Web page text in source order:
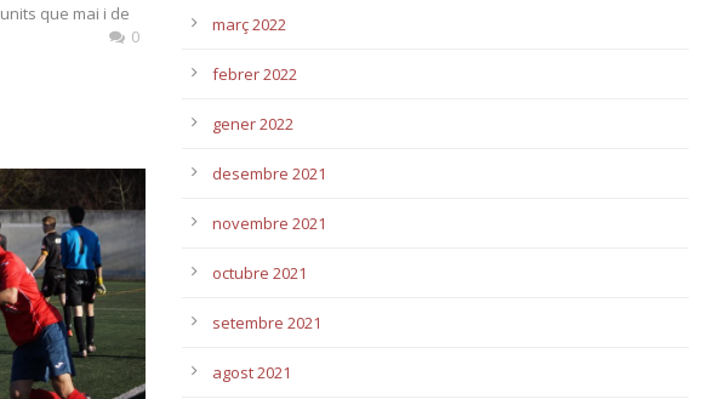
que mai i de
0
març 2022
febrer 2022
gener 2022
desembre 2021
novembre 2021
octubre 2021
setembre 2021
agost 2021